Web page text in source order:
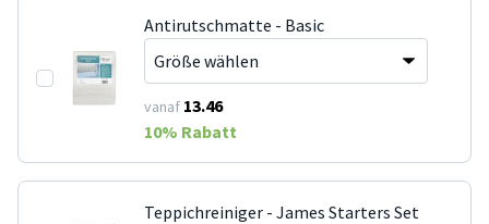
Antirutschmatte - Basic
vanaf 13.46
10% Rabatt
Teppichreiniger - James Starters Set